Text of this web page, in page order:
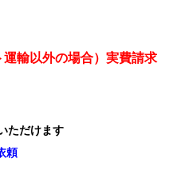
輸以外の場合）実費請求
ただけます
頼